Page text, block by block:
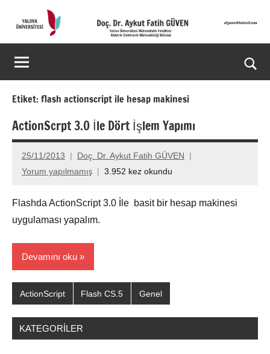
Doç.
Dr.
Aykut
Fatih
GÜVEN-
World's
top
2%
scientists
2025
Web
Sitesi
Etiket:flash actionscript ile hesap makinesi
ActionScrpt 3.0 İle Dört İşlem Yapımı
25/11/2013
Doç. Dr. Aykut Fatih GÜVEN
Yorum yapılmamış
3.952 kez okundu
Flashda ActionScript 3.0 İle basit bir hesap makinesi
uygulaması yapalım.
Devamını oku
ActionScript Flash CS.5 Genel
KATEGORILER